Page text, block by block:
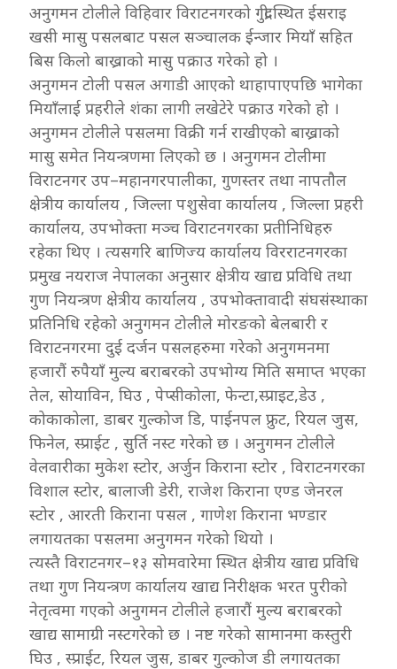
अनुगमन टोलीले विहिवार विराटनगरको गुद्री स्थित ईसराइ
खसी मासु पसलबाट पसल सञ्चालक ईन्जार मियाँ सहित
बिस किलो बाख्राको मासु पक्राउ गरेको हो ।
अनुगमन टोली पसल अगाडी आएको थाहापाएपछि भागेका
मियाँलाई प्रहरीले शंका लागी लखेटेरे पक्राउ गरेको हो ।
अनुगमन टोलीले पसलमा विक्री गर्न राखीएको बाख्राको
मासु समेत नियन्त्रणमा लिएको छ । अनुगमन टोलीमा
विराटनगर उप–महानगरपालीका, गुणस्तर तथा नापतौल
क्षेत्रीय कार्यालय , जिल्ला पशुसेवा कार्यालय , जिल्ला प्रहरी
कार्यालय, उपभोक्ता मञ्च विराटनगरका प्रतीनिधिहरु
रहेका थिए । त्यसगरि बाणिज्य कार्यालय विरराटनगरका
प्रमुख नयराज नेपालका अनुसार क्षेत्रीय खाद्य प्रविधि तथा
गुण नियन्त्रण क्षेत्रीय कार्यालय , उपभोक्तावादी संघसंस्थाका
प्रतिनिधि रहेको अनुगमन टोलीले मोरङको बेलबारी र
विराटनगरमा दुई दर्जन पसलहरुमा गरेको अनुगमनमा
हजारौं रुपैयाँ मुल्य बराबरको उपभोग्य मिति समाप्त भएका
तेल, सोयाविन, घिउ , पेप्सीकोला, फेन्टा,स्प्राइट,डेउ ,
कोकाकोला, डाबर गुल्कोज डि, पाईनपल फ्रुट, रियल जुस,
फिनेल, स्प्राईट , सुर्ति नस्ट गरेको छ । अनुगमन टोलीले
वेलवारीका मुकेश स्टोर, अर्जुन किराना स्टोर , विराटनगरका
विशाल स्टोर, बालाजी डेरी, राजेश किराना एण्ड जेनरल
स्टोर , आरती किराना पसल , गाणेश किराना भण्डार
लगायतका पसलमा अनुगमन गरेको थियो ।
त्यस्तै विराटनगर–१३ सोमवारेमा स्थित क्षेत्रीय खाद्य प्रविधि
तथा गुण नियन्त्रण कार्यालय खाद्य निरीक्षक भरत पुरीको
नेतृत्वमा गएको अनुगमन टोलीले हजारौं मुल्य बराबरको
खाद्य सामाग्री नस्टगरेको छ । नष्ट गरेको सामानमा कस्तुरी
घिउ , स्प्राईट, रियल जुस, डाबर गुल्कोज डी लगायतका